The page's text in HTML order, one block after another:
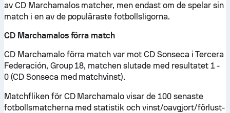
av CD Marchamalos matcher, men endast om de spelar sin
match i en av de populäraste fotbollsligorna.
CD Marchamalos förra match
CD Marchamalo förra match var mot CD Sonseca i Tercera
Federación, Group 18, matchen slutade med resultatet 1 -
0 (CD Sonseca med matchvinst).
Matchfliken för CD Marchamalo visar de 100 senaste
fotbollsmatcherna med statistik och vinst/oavgjort/förlust-